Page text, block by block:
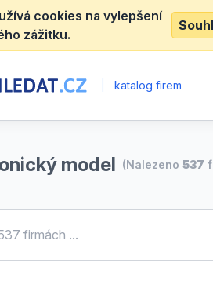
cookies na vylepšení
zážitku.
katalog firem
model (Nalezeno 537